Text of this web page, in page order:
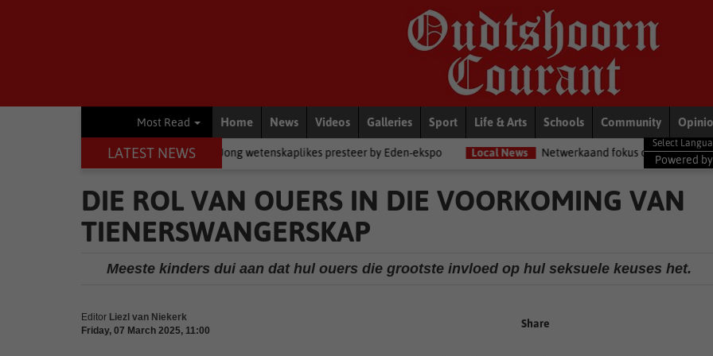
Most Read Home News Videos Galleries Sport Life & Arts Schools Community
LATEST NEWS
Academic Jong wetenskaplikes presteer by Eden-ekspo Local News Netwerkaand fokus op diensorganisasies
Powered by
DIE ROL VAN OUERS IN DIE VOORKOMING VAN
TIENERSWANGERSKAP
Meeste kinders dui aan dat hul ouers die grootste invloed op hul seksuele keuses het.
Editor Liezl van Niekerk
Friday, 07 March 2025, 11:00
Share